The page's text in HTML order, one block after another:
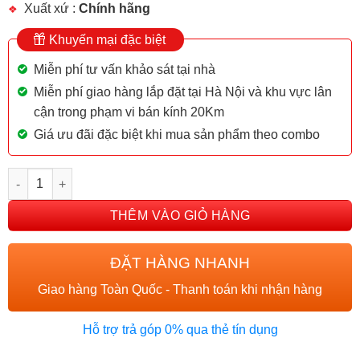
Xuất xứ : Chính hãng
Khuyến mại đặc biệt
Miễn phí tư vấn khảo sát tại nhà
Miễn phí giao hàng lắp đặt tại Hà Nội và khu vực lân
cận trong phạm vi bán kính 20Km
Giá ưu đãi đặc biệt khi mua sản phẩm theo combo
CHẬU RỬA BÁT ROSLERER RL-900 WHITE số lượng
THÊM VÀO GIỎ HÀNG
ĐẶT HÀNG NHANH
Giao hàng Toàn Quốc - Thanh toán khi nhận hàng
Hỗ trợ trả góp 0% qua thẻ tín dụng